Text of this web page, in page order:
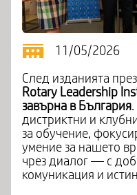
11/05/2026
След изданията
Rotary Leadership
завърна в България
дистриктни и
за обучение,
умение за нашето
чрез диалог — с
комуникация и